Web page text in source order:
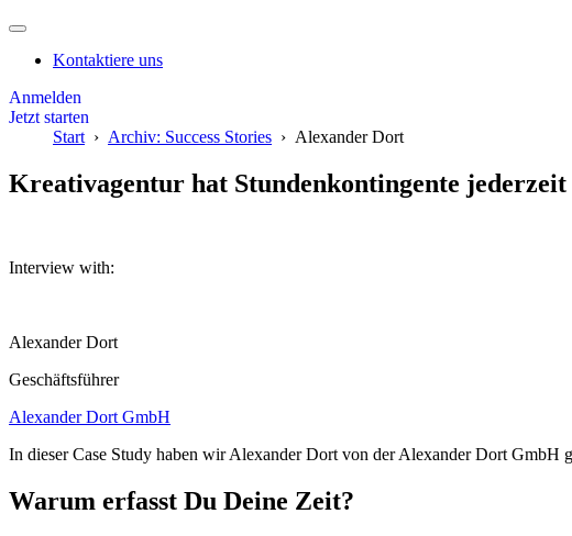
Kontaktiere uns
Anmelden
Jetzt starten
Start
Archiv: Success Stories Alexander Dort
Kreativagentur hat Stundenkontingente
Interview with:
Alexander Dort
Geschäftsführer
Alexander Dort GmbH
In dieser Case Study haben wir Alexander Dort von der Alexander Dort
Warum erfasst Du Deine Zeit?